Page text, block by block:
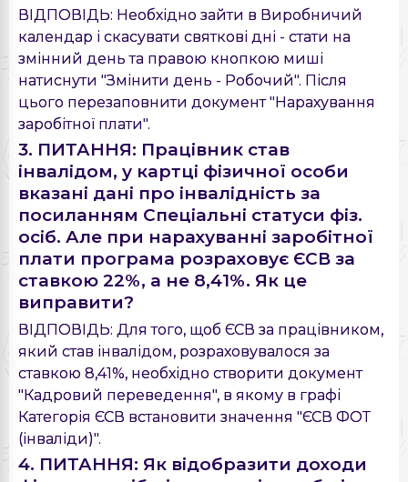
ВІДПОВІДЬ: Необхідно зайти в Виробничий
календар і скасувати святкові дні - стати на
змінний день та правою кнопкою миші
натиснути "Змінити день - Робочий". Після
цього перезаповнити документ "Нарахування
заробітної плати".
3. ПИТАННЯ: Працівник став
інвалідом, у картці фізичної особи
вказані дані про інвалідність за
посиланням Спеціальні статуси фіз.
осіб. Але при нарахуванні заробітної
плати програма розраховує ЄСВ за
ставкою 22%, а не 8,41%. Як це
виправити?
ВІДПОВІДЬ: Для того, щоб ЄСВ за працівником,
який став інвалідом, розраховувалося за
ставкою 8,41%, необхідно створити документ
"Кадровий переведення", в якому в графі
Категорія ЄСВ встановити значення "ЄСВ ФОТ
(інваліди)".
4. ПИТАННЯ: Як відобразити доходи